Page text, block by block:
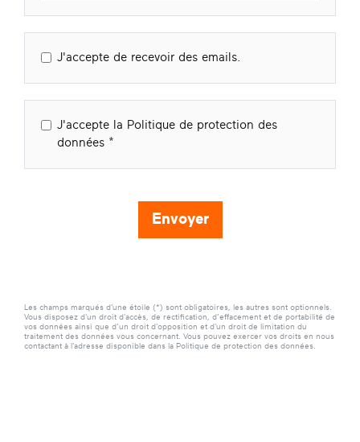
J'accepte de recevoir des emails.
J'accepte la Politique de protection des
données
Envoyer
Les champs marqués d'une étoile (*) sont obligatoires, les autres sont optionnels.
Vous disposez d'un droit d'accès, de rectification, d’effacement et de portabilité de
vos données ainsi que d’un droit d'opposition et d'un droit de limitation du
traitement des données vous concernant. Vous pouvez exercer vos droits en nous
contactant à l'adresse disponible dans la Politique de protection des données.